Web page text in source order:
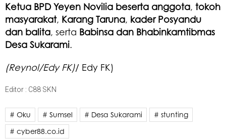
Ketua BPD Yeyen Novilia beserta anggota, tokoh
masyarakat, Karang Taruna, kader Posyandu
dan balita, serta Babinsa dan Bhabinkamtibmas
Desa Sukarami.
(Reynol/Edy FK)/ Edy FK)
Editor : C88 SKN
# Oku # Sumsel # Desa Sukarami
# stunting
# cyber88.co.id